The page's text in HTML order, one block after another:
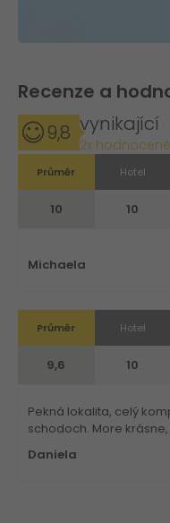
Recenze a
9,8 vynikající
2x hodnocené
Průměr
10
Hotel
10
Michaela
Průměr
9,6
Hotel
10
Pekná lokalita, celý
schodoch. More
Daniela